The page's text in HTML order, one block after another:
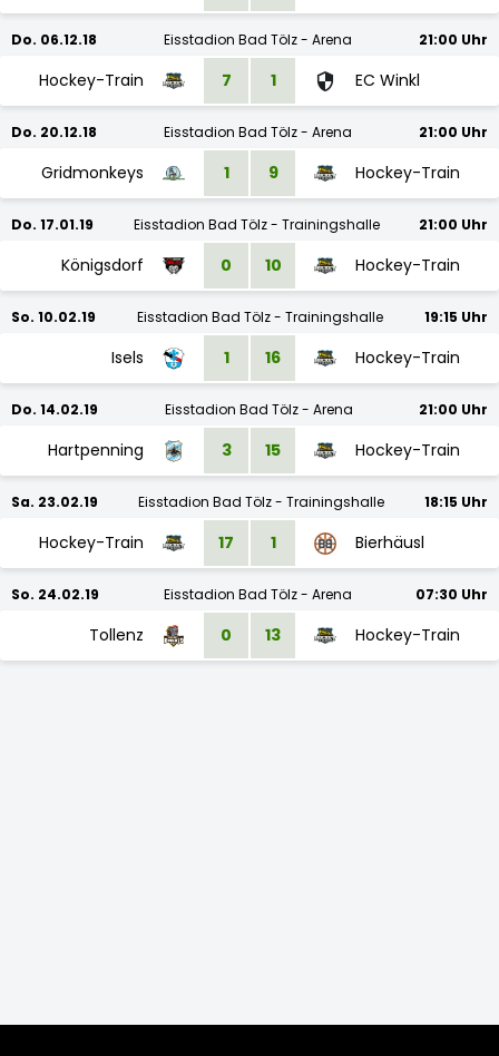
Do. 06.12.18 Eisstadion Bad Tölz - Arena 21:00 Uhr
Hockey-Train 7 1 EC Winkl
Do. 20.12.18 Eisstadion Bad Tölz - Arena 21:00 Uhr
Gridmonkeys 1 9 Hockey-Train
Do. 17.01.19 Eisstadion Bad Tölz - Trainingshalle 21:00 Uhr
Königsdorf 0 10 Hockey-Train
So. 10.02.19 Eisstadion Bad Tölz - Trainingshalle 19:15 Uhr
Isels 1 16 Hockey-Train
Do. 14.02.19 Eisstadion Bad Tölz - Arena 21:00 Uhr
Hartpenning 3 15 Hockey-Train
Sa. 23.02.19 Eisstadion Bad Tölz - Trainingshalle 18:15 Uhr
Hockey-Train 17 1 Bierhäusl
So. 24.02.19 Eisstadion Bad Tölz - Arena 07:30 Uhr
Tollenz 0 13 Hockey-Train